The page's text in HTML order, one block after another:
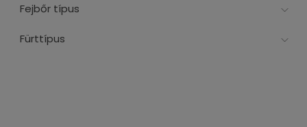
Fejbőr típus
Fürttípus